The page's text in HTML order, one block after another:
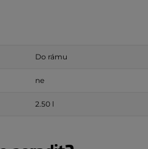
Do rámu
ne
2.50 l